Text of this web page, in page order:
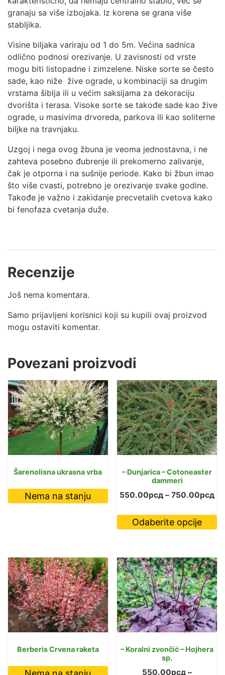
granaju sa više izbojaka. Iz korena se grana više
stabljika.
Visine biljaka variraju od 1 do 5m. Većina sadnica
odlično podnosi orezivanje. U zavisnosti od vrste
mogu biti listopadne i zimzelene. Niske sorte se često
sade, kao niže žive ograde, u kombinaciji sa drugim
vrstama šiblja ili u većim saksijama za dekoraciju
dvorišta i terasa. Visoke sorte se takođe sade kao žive
ograde, u masivima drvoreda, parkova ili kao soliterne
biljke na travnjaku.
Uzgoj i nega ovog žbuna je veoma jednostavna, i ne
zahteva posebno đubrenje ili prekomerno zalivanje,
čak je otporna i na sušnije periode. Kako bi žbun imao
što više cvasti, potrebno je orezivanje svake godine.
Takođe je važno i zakidanje precvetalih cvetova kako
bi fenofaza cvetanja duže.
Recenzije
Još nema komentara.
Samo prijavljeni korisnici koji su kupili ovaj proizvod
mogu ostaviti komentar.
Povezani proizvodi
Šarenolisna ukrasna vrba
Nema na stanju
– Dunjarica – Cotoneaster
dammeri
550.00рсд – 750.00рсд
Odaberite opcije
Berberis Crvena raketa
– Koralni zvončić – Hojhera
sp.
550.00рсд –